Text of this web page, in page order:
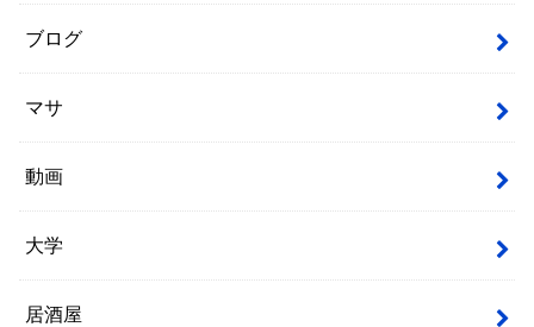
ブログ
マサ
動画
大学
居酒屋